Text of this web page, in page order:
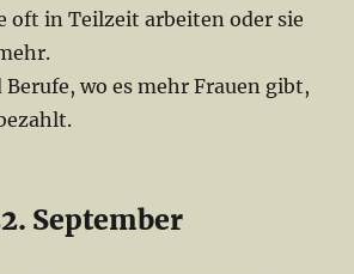
oft in Teilzeit arbeiten oder sie
wo es mehr Frauen gibt,
September